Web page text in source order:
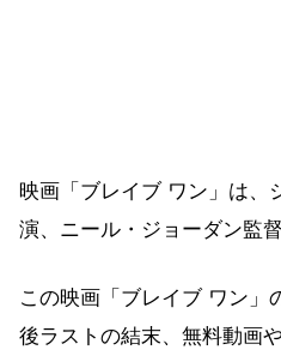
映画「ブレイブ ワン」は、
演、ニール・ジョーダン監
この映画「ブレイブ ワン」
後ラストの結末、無料動画